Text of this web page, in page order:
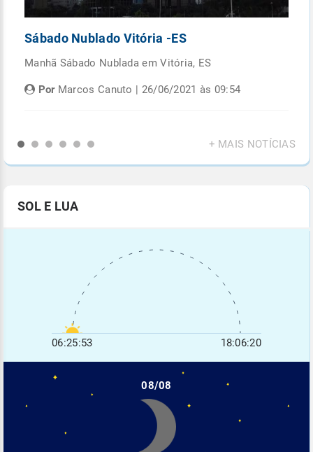
Sábado Nublado Vitória -ES
Manhã Sábado Nublada em Vitória, ES
PorMarcos Canuto | 26/06/2021 às 09:54
+ MAIS NOTÍCIAS
SOL E LUA
06:25:53 18:06:20
08/08